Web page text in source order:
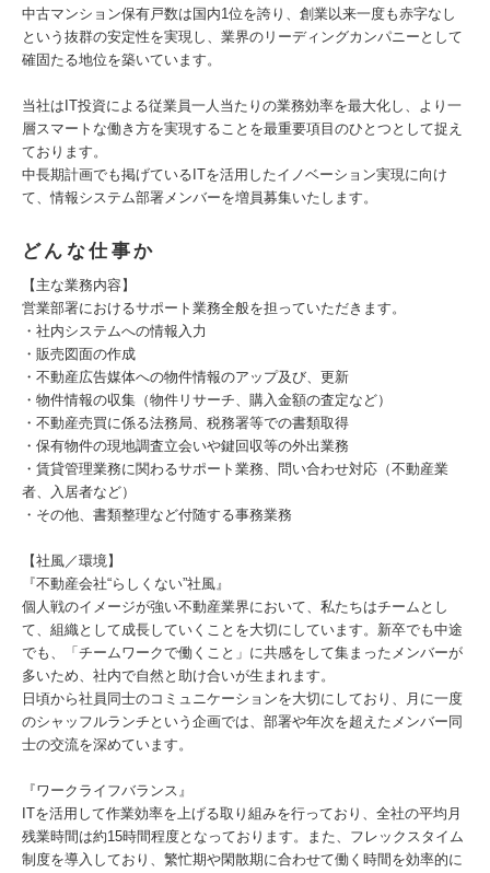
中古マンション保有戸数は国内1位を誇り、創業以来一度も赤字なし
という抜群の安定性を実現し、業界のリーディングカンパニーとして
確固たる地位を築いています。
当社はIT投資による従業員一人当たりの業務効率を最大化し、より一
層スマートな働き方を実現することを最重要項目のひとつとして捉え
ております。
中長期計画でも掲げているITを活用したイノベーション実現に向け
て、情報システム部署メンバーを増員募集いたします。
どんな仕事か
【主な業務内容】
営業部署におけるサポート業務全般を担っていただきます。
・社内システムへの情報入力
・販売図面の作成
・不動産広告媒体への物件情報のアップ及び、更新
・物件情報の収集（物件リサーチ、購入金額の査定など）
・不動産売買に係る法務局、税務署等での書類取得
・保有物件の現地調査立会いや鍵回収等の外出業務
・賃貸管理業務に関わるサポート業務、問い合わせ対応（不動産業
者、入居者など）
・その他、書類整理など付随する事務業務
【社風／環境】
『不動産会社“らしくない”社風』
個人戦のイメージが強い不動産業界において、私たちはチームとし
て、組織として成長していくことを大切にしています。新卒でも中途
でも、「チームワークで働くこと」に共感をして集まったメンバーが
多いため、社内で自然と助け合いが生まれます。
日頃から社員同士のコミュニケーションを大切にしており、月に一度
のシャッフルランチという企画では、部署や年次を超えたメンバー同
士の交流を深めています。
『ワークライフバランス』
ITを活用して作業効率を上げる取り組みを行っており、全社の平均月
残業時間は約15時間程度となっております。また、フレックスタイム
制度を導入しており、繁忙期や閑散期に合わせて働く時間を効率的に